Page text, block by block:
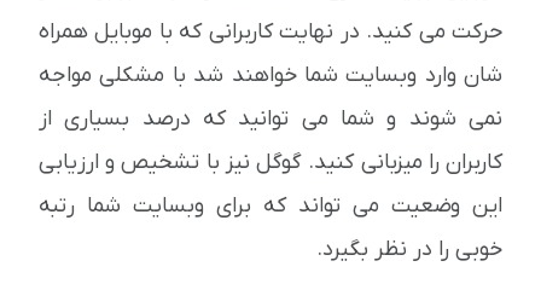
حرکت می کنید. در نهایت کاربرانی که با موبایل همراه
شان وارد وبسایت شما خواهند شد با مشکلی مواجه
نمی شوند و شما می توانید که درصد بسیاری از
کاربران را میزبانی کنید. گوگل نیز با تشخیص و ارزیابی
این وضعیت می تواند که برای وبسایت شما رتبه
خوبی را در نظر بگیرد.